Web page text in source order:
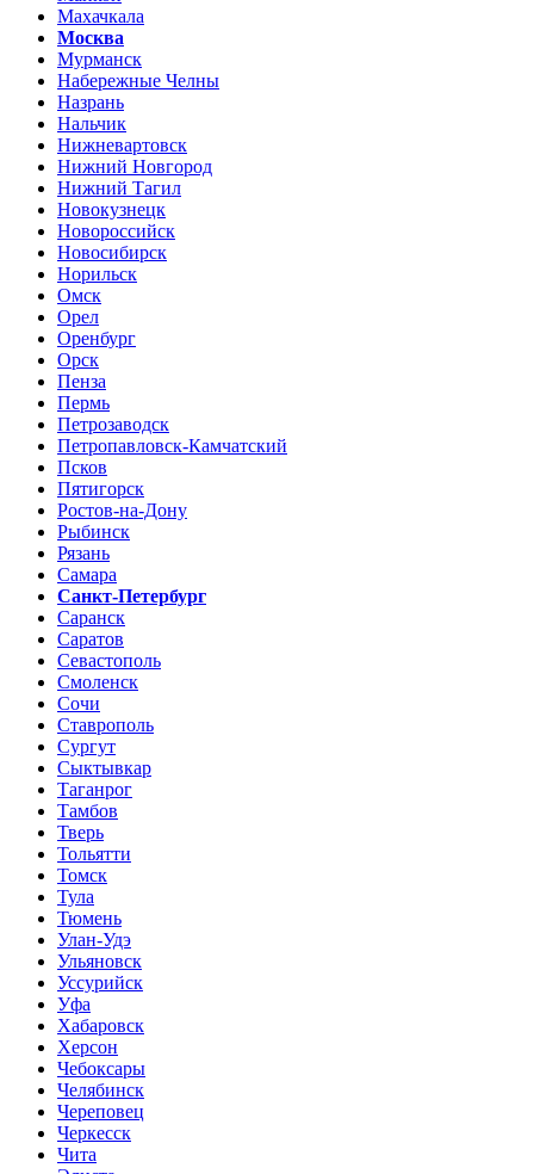
Махачкала
Москва
Мурманск
Набережные Челны
Назрань
Нальчик
Нижневартовск
Нижний Новгород
Нижний Тагил
Новокузнецк
Новороссийск
Новосибирск
Норильск
Омск
Орел
Оренбург
Орск
Пенза
Пермь
Петрозаводск
Петропавловск-Камчатский
Псков
Пятигорск
Ростов-на-Дону
Рыбинск
Рязань
Самара
Санкт-Петербург
Саранск
Саратов
Севастополь
Смоленск
Сочи
Ставрополь
Сургут
Сыктывкар
Таганрог
Тамбов
Тверь
Тольятти
Томск
Тула
Тюмень
Улан-Удэ
Ульяновск
Уссурийск
Уфа
Хабаровск
Херсон
Чебоксары
Челябинск
Череповец
Черкесск
Чита